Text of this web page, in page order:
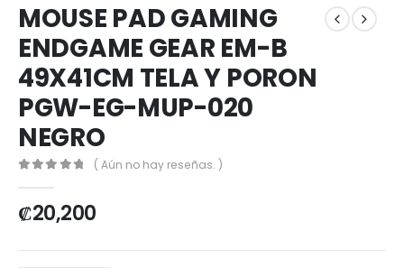
MOUSE PAD GAMING
ENDGAME GEAR EM-B
49X41CM TELA Y PORON
PGW-EG-MUP-020
NEGRO
( Aún no hay reseñas. )
₡20,200